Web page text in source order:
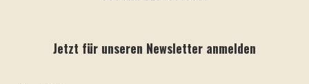
Jetzt für unseren Newsletter anmelden